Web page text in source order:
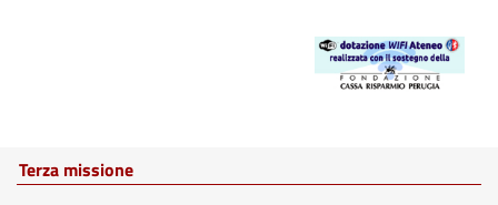
Terza missione